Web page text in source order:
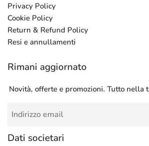
Privacy Policy
Cookie Policy
Return & Refund Policy
Resi e annullamenti
Rimani aggiornato
Novità, offerte e promozioni. Tutto nella
Dati societari